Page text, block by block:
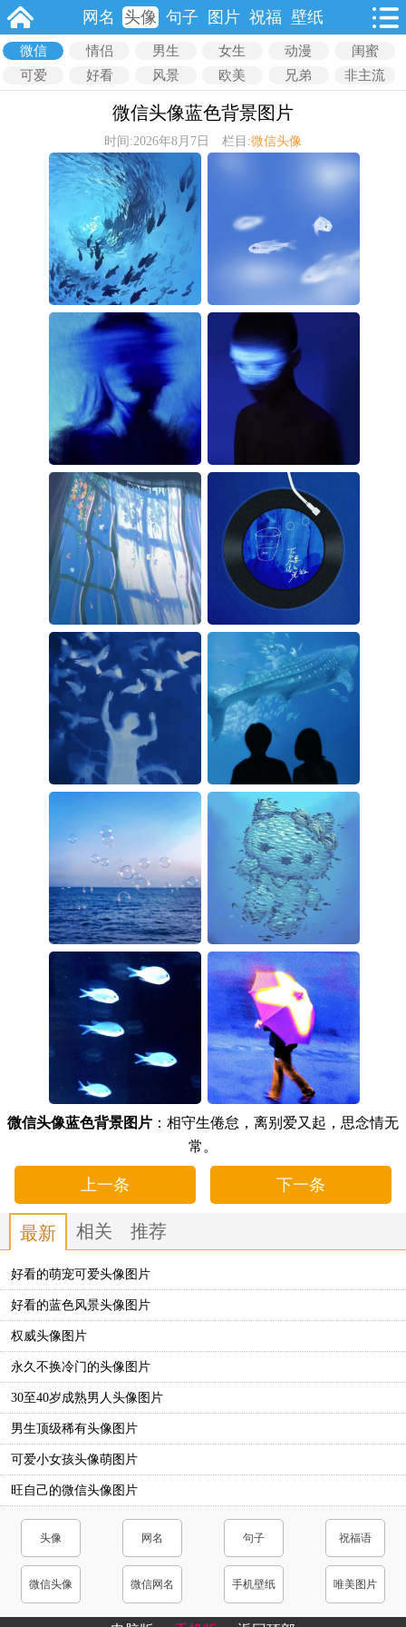
网名 头像 句子 图片 祝福 壁纸
微信 情侣 男生 女生 动漫
闺蜜
可爱
好看 风景 欧美 兄弟 非主流
微信头像蓝色背景图片
时间:2026年8月7日 栏目:微信头像
微信头像蓝色背景图片 ：相守生倦怠，离别爱又起，思念情无
常。
上一条 下一条
最新 相关 推荐
好看的萌宠可爱头像图片
好看的蓝色风景头像图片
权威头像图片
永久不换冷门的头像图片
30至40岁成熟男人头像图片
男生顶级稀有头像图片
可爱小女孩头像萌图片
旺自己的微信头像图片
头像 网名 句子 祝福语
微信头像 微信网名 手机壁纸 唯美图片